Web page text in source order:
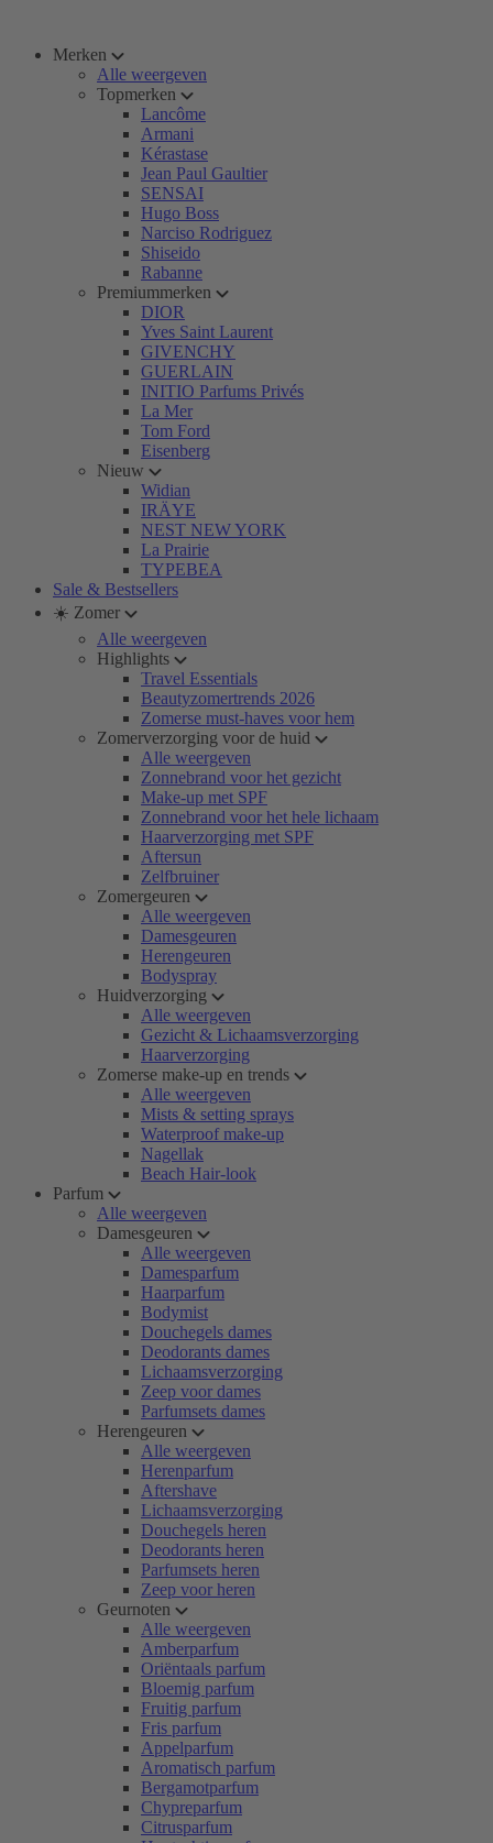
Merken
Alle weergeven
Topmerken
Lancôme
Armani
Kérastase
Jean Paul Gaultier
SENSAI
Hugo Boss
Narciso Rodriguez
Shiseido
Rabanne
Premiummerken
DIOR
Yves Saint Laurent
GIVENCHY
GUERLAIN
INITIO Parfums Privés
La Mer
Tom Ford
Eisenberg
Nieuw
Widian
IRÄYE
NEST NEW YORK
La Prairie
TYPEBEA
Sale & Bestsellers
☀️ Zomer
Alle weergeven
Highlights
Travel Essentials
Beautyzomertrends 2026
Zomerse must-haves voor hem
Zomerverzorging voor de huid
Alle weergeven
Zonnebrand voor het gezicht
Make-up met SPF
Zonnebrand voor het hele lichaam
Haarverzorging met SPF
Aftersun
Zelfbruiner
Zomergeuren
Alle weergeven
Damesgeuren
Herengeuren
Bodyspray
Huidverzorging
Alle weergeven
Gezicht & Lichaamsverzorging
Haarverzorging
Zomerse make-up en trends
Alle weergeven
Mists & setting sprays
Waterproof make-up
Nagellak
Beach Hair-look
Parfum
Alle weergeven
Damesgeuren
Alle weergeven
Damesparfum
Haarparfum
Bodymist
Douchegels dames
Deodorants dames
Lichaamsverzorging
Zeep voor dames
Parfumsets dames
Herengeuren
Alle weergeven
Herenparfum
Aftershave
Lichaamsverzorging
Douchegels heren
Deodorants heren
Parfumsets heren
Zeep voor heren
Geurnoten
Alle weergeven
Amberparfum
Oriëntaals parfum
Bloemig parfum
Fruitig parfum
Fris parfum
Appelparfum
Aromatisch parfum
Bergamotparfum
Chypreparfum
Citrusparfum